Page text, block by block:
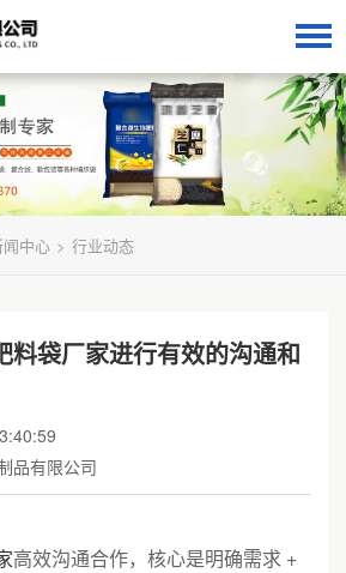
中心 > 行业动态
料袋厂家进行有效的沟通和
品有限公司
高效沟通合作，核心是明确需求 +